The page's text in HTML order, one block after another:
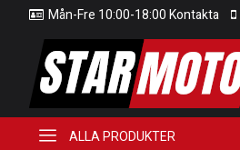
Mån-Fre 10:00-18:00 Kontakta
ALLA PRODUKTER